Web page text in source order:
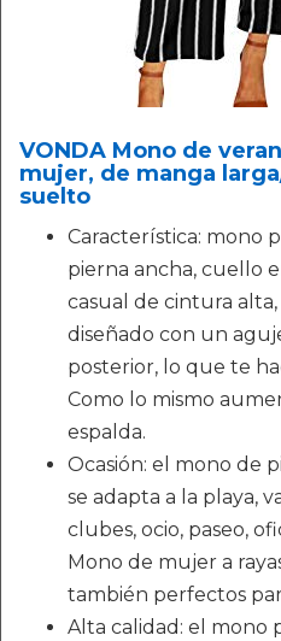
VONDA Mono de
mujer, de manga
suelto
Característica: mono
pierna ancha, cuello
casual de cintura
diseñado con un
posterior, lo que te
Como lo mismo
espalda.
Ocasión: el mono de
se adapta a la playa,
clubes, ocio, paseo,
Mono de mujer a
también perfectos
Alta calidad: el mono